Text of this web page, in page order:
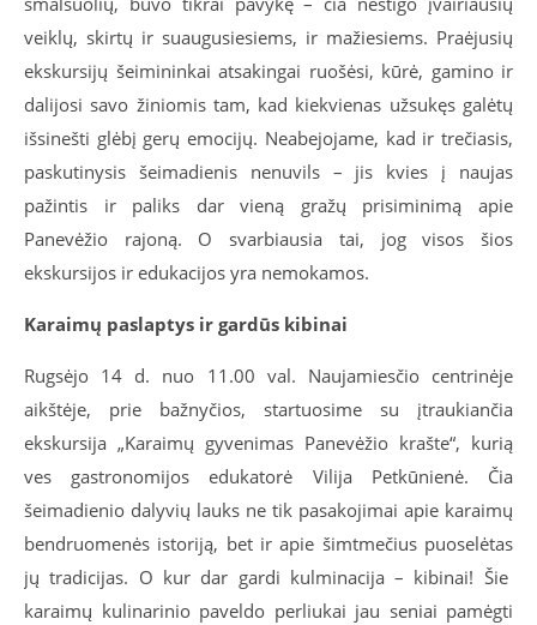
veiklų, skirtų ir suaugusiesiems, ir mažiesiems. Praėjusių
ekskursijų šeimininkai atsakingai ruošėsi, kūrė, gamino ir
dalijosi savo žiniomis tam, kad kiekvienas užsukęs galėtų
išsinešti glėbį gerų emocijų. Neabejojame, kad ir trečiasis,
paskutinysis šeimadienisnenuvils – jis kvies į naujas
pažintis ir paliks dar vieną gražų prisiminimą apie
Panevėžio rajoną. O svarbiausia tai, jogvisos šios
ekskursijos ir edukacijos yra nemokamos.
Karaimų paslaptys ir gardūs kibinai
Rugsėjo 14 d. nuo 11.00 val. Naujamiesčio centrinėje
aikštėje, prie bažnyčios, startuosime su įtraukiančia
ekskursija „Karaimų gyvenimas Panevėžio krašte“, kurią
ves gastronomijos edukatorė Vilija Petkūnienė. Čia
šeimadienio dalyvių lauks ne tik pasakojimai apie karaimų
bendruomenės istoriją, bet ir apie šimtmečius puoselėtas
jų tradicijas. O kur dar gardi kulminacija – kibinai! Šie
karaimų kulinarinio paveldo perliukai jau seniai pamėgti